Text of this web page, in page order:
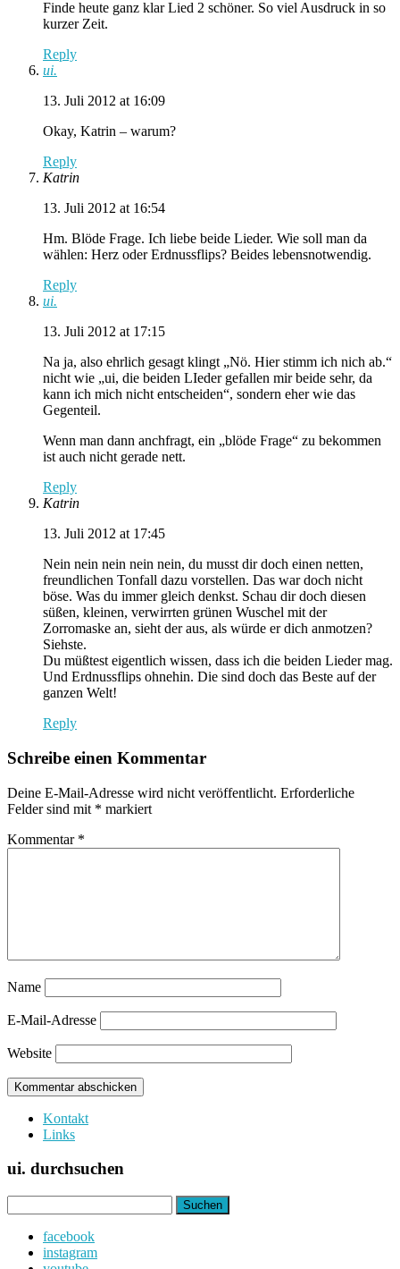
Finde heute ganz klar Lied 2 schöner. So viel Ausdruck in so
kurzer Zeit.
Reply
ui.
13. Juli 2012 at 16:09
Okay, Katrin – warum?
Reply
Katrin
13. Juli 2012 at 16:54
Hm. Blöde Frage. Ich liebe beide Lieder. Wie soll man da
wählen: Herz oder Erdnussflips? Beides lebensnotwendig.
Reply
ui.
13. Juli 2012 at 17:15
Na ja, also ehrlich gesagt klingt „Nö. Hier stimm ich nich ab.“
nicht wie „ui, die beiden LIeder gefallen mir beide sehr, da
kann ich mich nicht entscheiden“, sondern eher wie das
Gegenteil.
Wenn man dann anchfragt, ein „blöde Frage“ zu bekommen
ist auch nicht gerade nett.
Reply
Katrin
13. Juli 2012 at 17:45
Nein nein nein nein nein, du musst dir doch einen netten,
freundlichen Tonfall dazu vorstellen. Das war doch nicht
böse. Was du immer gleich denkst. Schau dir doch diesen
süßen, kleinen, verwirrten grünen Wuschel mit der
Zorromaske an, sieht der aus, als würde er dich anmotzen?
Siehste.
Du müßtest eigentlich wissen, dass ich die beiden Lieder mag.
Und Erdnussflips ohnehin. Die sind doch das Beste auf der
ganzen Welt!
Reply
Schreibe einen Kommentar
Deine E-Mail-Adresse wird nicht veröffentlicht. Erforderliche
Felder sind mit * markiert
Kommentar *
Name
E-Mail-Adresse
Website
Kontakt
Links
ui. durchsuchen
nach:
facebook
instagram